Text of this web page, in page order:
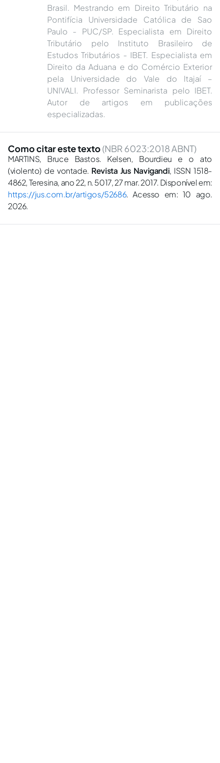
Brasil. Mestrando em Direito Tributário na
Pontifícia Universidade Católica de Sao
Paulo - PUC/SP. Especialista em Direito
Tributário pelo Instituto Brasileiro de
Estudos Tributários - IBET. Especialista em
Direito da Aduana e do Comércio Exterior
pela Universidade do Vale do Itajaí –
UNIVALI. Professor Seminarista pelo IBET.
Autor de artigos em publicações
especializadas.
Como citar este texto (NBR 6023:2018 ABNT)
MARTINS, Bruce Bastos. Kelsen, Bourdieu e o ato
(violento) de vontade. Revista Jus Navigandi, ISSN 1518-
4862, Teresina, ano 22, n. 5017, 27 mar. 2017. Disponível em:
https://jus.com.br/artigos/52686. Acesso em: 10 ago.
2026.